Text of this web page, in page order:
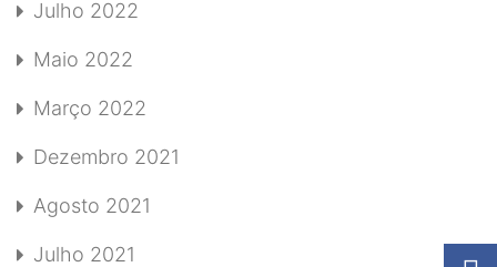
Julho 2022
Maio 2022
Março 2022
Dezembro 2021
Agosto 2021
Julho 2021